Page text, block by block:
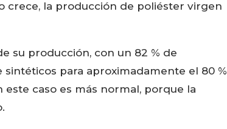
crece, la producción de poliéster virgen
su producción, con un 82 % de
para aproximadamente el 80 %
este caso es más normal, porque la